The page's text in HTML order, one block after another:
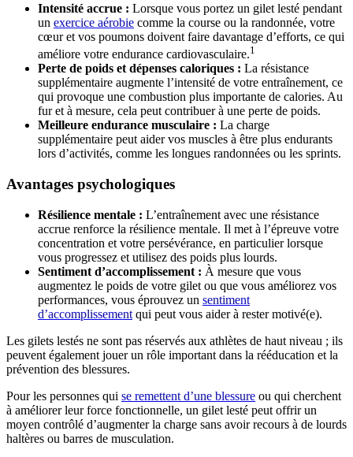
Intensité accrue : Lorsque vous portez un gilet lesté pendant
un exercice aérobie comme la course ou la randonnée, votre
cœur et vos poumons doivent faire davantage d’efforts, ce qui
améliore votre endurance cardiovasculaire.1
Perte de poids et dépenses caloriques : La résistance
supplémentaire augmente l’intensité de votre entraînement, ce
qui provoque une combustion plus importante de calories. Au
fur et à mesure, cela peut contribuer à une perte de poids.
Meilleure endurance musculaire : La charge
supplémentaire peut aider vos muscles à être plus endurants
lors d’activités, comme les longues randonnées ou les sprints.
Avantages psychologiques
Résilience mentale : L’entraînement avec une résistance
accrue renforce la résilience mentale. Il met à l’épreuve votre
concentration et votre persévérance, en particulier lorsque
vous progressez et utilisez des poids plus lourds.
Sentiment d’accomplissement : À mesure que vous
augmentez le poids de votre gilet ou que vous améliorez vos
performances, vous éprouvez un sentiment
d’accomplissement qui peut vous aider à rester motivé(e).
Les gilets lestés ne sont pas réservés aux athlètes de haut niveau ; ils
peuvent également jouer un rôle important dans la rééducation et la
prévention des blessures.
Pour les personnes qui se remettent d’une blessure ou qui cherchent
à améliorer leur force fonctionnelle, un gilet lesté peut offrir un
moyen contrôlé d’augmenter la charge sans avoir recours à de lourds
haltères ou barres de musculation.